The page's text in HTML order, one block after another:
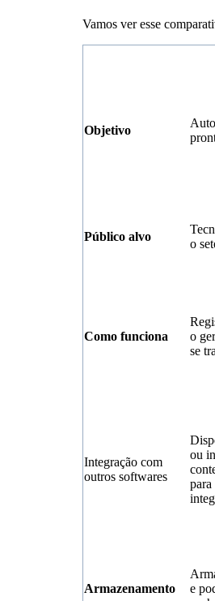
Vamos ver esse
Objetivo
Público alvo
o
Como funciona
o
se
Integração com
outros softwares
ou
Armazenamento
e